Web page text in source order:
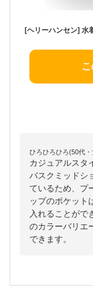
ひろひろひろ(50代・
カジュアルスタ
バスクミッドシ
ているため、プ
ップのポケット
入れることがで
のカラーバリエ
できます。